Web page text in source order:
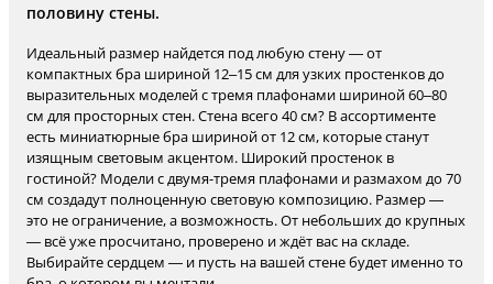
половину стены.
Идеальный размер найдется под любую стену — от
компактных бра шириной 12–15 см для узких простенков до
выразительных моделей с тремя плафонами шириной 60–80
см для просторных стен. Стена всего 40 см? В ассортименте
есть миниатюрные бра шириной от 12 см, которые станут
изящным световым акцентом. Широкий простенок в
гостиной? Модели с двумя-тремя плафонами и размахом до 70
см создадут полноценную световую композицию. Размер —
это не ограничение, а возможность. От небольших до крупных
— всё уже просчитано, проверено и ждёт вас на складе.
Выбирайте сердцем — и пусть на вашей стене будет именно то